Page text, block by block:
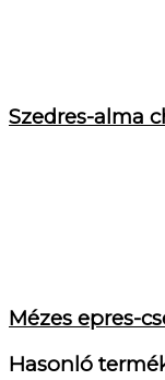
Szedres-alma
Mézes epres-
Hasonló